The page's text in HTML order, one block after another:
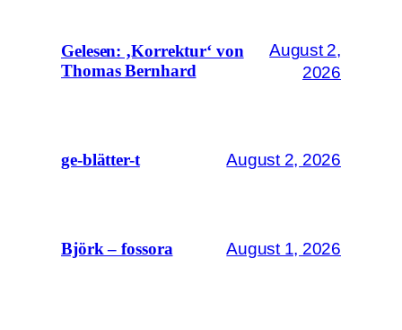
Gelesen: ‚Korrektur‘ von
Thomas Bernhard
August 2,
2026
ge-blätter-t August 2, 2026
Björk – fossora August 1, 2026